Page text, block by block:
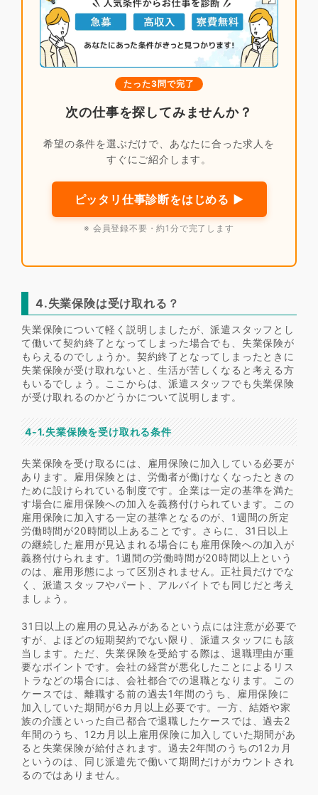
たった3問で完了
次の仕事を探してみませんか？
希望の条件を選ぶだけで、あなたに合った求人を
すぐにご紹介します。
ピッタリ仕事診断をはじめる ▶
※ 会員登録不要・約1分で完了します
4.失業保険は受け取れる？
失業保険について軽く説明しましたが、派遣スタッフとし
て働いて契約終了となってしまった場合でも、失業保険が
もらえるのでしょうか。契約終了となってしまったときに
失業保険が受け取れないと、生活が苦しくなると考える方
もいるでしょう。ここからは、派遣スタッフでも失業保険
が受け取れるのかどうかについて説明します。
4-1.失業保険を受け取れる条件
失業保険を受け取るには、雇用保険に加入している必要が
あります。雇用保険とは、労働者が働けなくなったときの
ために設けられている制度です。企業は一定の基準を満た
す場合に雇用保険への加入を義務付けられています。この
雇用保険に加入する一定の基準となるのが、1週間の所定
労働時間が20時間以上あることです。さらに、31日以上
の継続した雇用が見込まれる場合にも雇用保険への加入が
義務付けられます。1週間の労働時間が20時間以上という
のは、雇用形態によって区別されません。正社員だけでな
く、派遣スタッフやパート、アルバイトでも同じだと考え
ましょう。
31日以上の雇用の見込みがあるという点には注意が必要で
すが、よほどの短期契約でない限り、派遣スタッフにも該
当します。ただ、失業保険を受給する際は、退職理由が重
要なポイントです。会社の経営が悪化したことによるリス
トラなどの場合には、会社都合での退職となります。この
ケースでは、離職する前の過去1年間のうち、雇用保険に
加入していた期間が6カ月以上必要です。一方、結婚や家
族の介護といった自己都合で退職したケースでは、過去2
年間のうち、12カ月以上雇用保険に加入していた期間があ
ると失業保険が給付されます。過去2年間のうちの12カ月
というのは、同じ派遣先で働いて期間だけがカウントされ
るのではありません。